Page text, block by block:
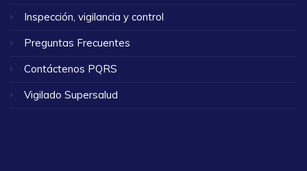
Inspección, vigilancia y control
Preguntas Frecuentes
Contáctenos PQRS
Vigilado Supersalud